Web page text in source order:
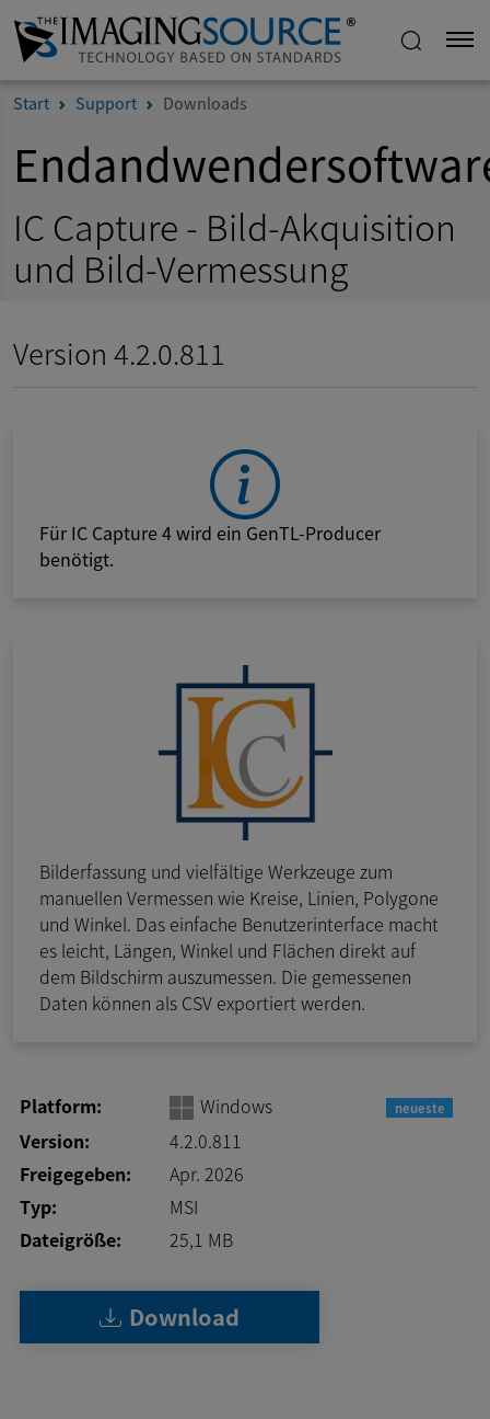
Start Support Downloads
IC Capture - Bild-Akquisition
und Bild-Vermessung
Version 4.2.0.811
Für IC Capture 4 wird ein GenTL-Producer
benötigt.
Bilderfassung und vielfältige Werkzeuge zum
manuellen Vermessen wie Kreise, Linien, Polygone
und Winkel. Das einfache Benutzerinterface macht
es leicht, Längen, Winkel und Flächen direkt auf
dem Bildschirm auszumessen. Die gemessenen
Daten können als CSV exportiert werden.
Platform: Windows neueste
Version:
4.2.0.811
Freigegeben:
Apr. 2026
Typ:
MSI
Dateigröße:
25,1 MB
Download